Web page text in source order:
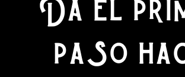
Da el
paso